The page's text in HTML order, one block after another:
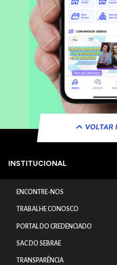
VOLTAR
INSTITUCIONAL
ENCONTRE-NOS
TRABALHE CONOSCO
PORTAL DO CREDENCIADO
SAC DO SEBRAE
TRANSPARÊNCIA